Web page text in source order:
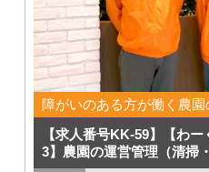
障がいのある方が働く農
【求人番号KK-59】【わ
3】農園の運営管理（清掃